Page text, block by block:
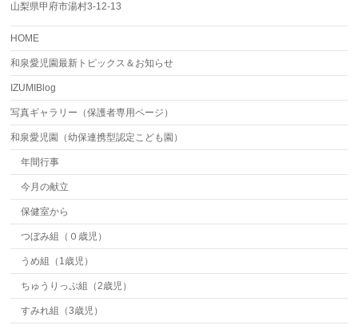
山梨県甲府市湯村3-12-13
HOME
和泉愛児園最新トピックス＆お知らせ
IZUMIBlog
写真ギャラリー（保護者専用ページ）
和泉愛児園（幼保連携型認定こども園）
年間行事
今月の献立
保健室から
つぼみ組（０歳児）
うめ組（1歳児）
ちゅうりっぷ組（2歳児）
すみれ組（3歳児）